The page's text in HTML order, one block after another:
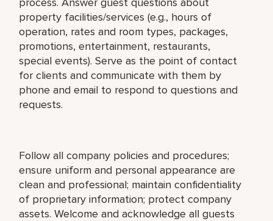
property facilities/services (e.g., hours of
operation, rates and room types, packages,
promotions, entertainment, restaurants,
special events). Serve as the point of contact
for clients and communicate with them by
phone and email to respond to questions and
requests.
Follow all company policies and procedures;
ensure uniform and personal appearance are
clean and professional; maintain confidentiality
of proprietary information; protect company
assets. Welcome and acknowledge all guests